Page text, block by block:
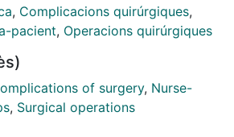
estas características.
cuidado enfermero en el bloque
se centra en el tipo de cirugía o
perspectiva que puede ser
a la hora de identificar las
, Complicacions quirúrgiques,
pacient, Operacions quirúrgiques
of surgery, Nurse-
, Surgical operations